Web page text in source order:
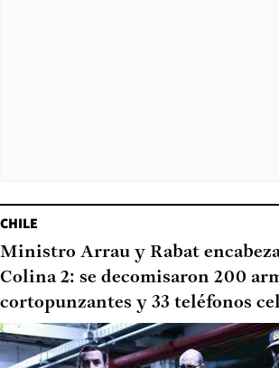
CHILE
Ministro Arrau y Rabat
Colina 2: se decomisaron 200
cortopunzantes y 33 teléfonos